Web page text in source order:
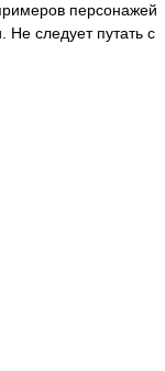
персонажей
Не следует путать с